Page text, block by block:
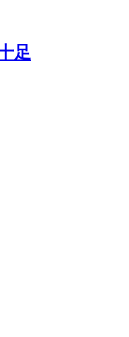
足